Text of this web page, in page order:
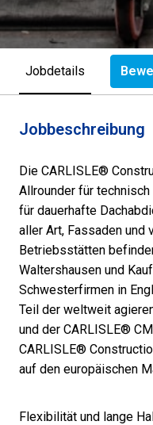
Jobdetails
Jobbeschreibung
Die CARLISLE®
Allrounder für
für dauerhafte
aller Art, Fassaden und
Betriebsstätten
Waltershausen und
Schwesterfirmen in
Teil der weltweit
und der CARLISLE®
CARLISLE®
auf den europäischen
Flexibilität und lange